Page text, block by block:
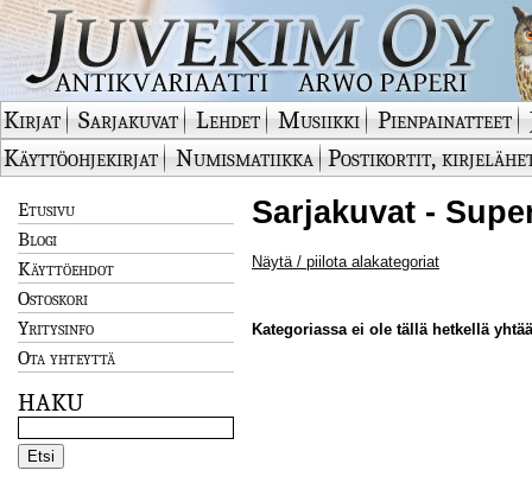
Kirjat Sarjakuvat Lehdet Musiikki Pienpainatteet
Käyttöohjekirjat
Numismatiikka Postikortit,
Etusivu
Blogi
Käyttöehdot
Ostoskori
Yritysinfo
Ota yhteyttä
HAKU
Sarjakuvat -
Näytä / piilota alakategoriat
Kategoriassa ei ole tällä hetkellä